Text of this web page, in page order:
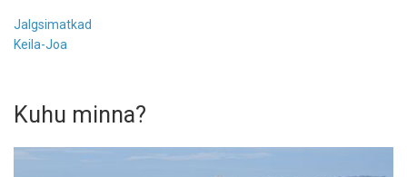
Jalgsimatkad
Keila-Joa
Kuhu minna?